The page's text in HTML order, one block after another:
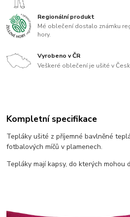
Regionální produkt
Mé oblečení dostalo známku
hory.
Vyrobeno v ČR
Veškeré oblečení je ušité v
Kompletní specifikace
Tepláky ušité z příjemné bavlněné
fotbalových míčů v plamenech.
Tepláky mají kapsy, do kterých mohou